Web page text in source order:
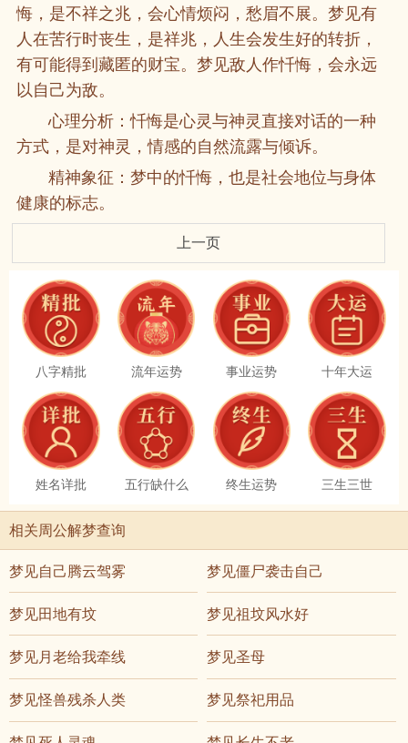
悔，是不祥之兆，会心情烦闷，愁眉不展。梦见有
人在苦行时丧生，是祥兆，人生会发生好的转折，
有可能得到藏匿的财宝。梦见敌人作忏悔，会永远
以自己为敌。
心理分析：忏悔是心灵与神灵直接对话的一种
方式，是对神灵，情感的自然流露与倾诉。
精神象征：梦中的忏悔，也是社会地位与身体
健康的标志。
上一页
八字精批 流年运势 事业运势 十年大运
姓名详批 五行缺什么 终生运势 三生三世
相关周公解梦查询
梦见自己腾云驾雾 梦见僵尸袭击自己
梦见田地有坟 梦见祖坟风水好
梦见月老给我牵线 梦见圣母
梦见怪兽残杀人类 梦见祭祀用品